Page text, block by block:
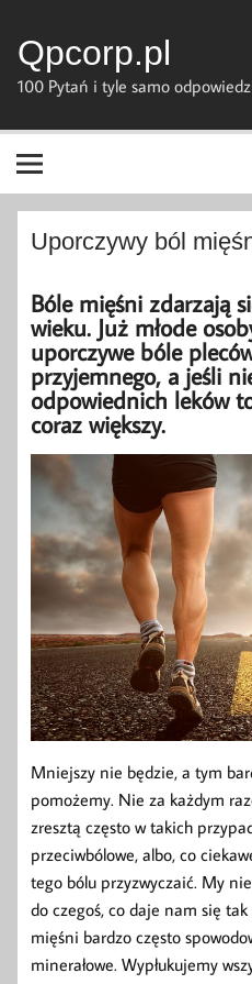
content
Qpcorp.pl
100 Pytań i tyle samo
Uporczywy ból
Bóle mięśni zdarzają
wieku. Już młode
uporczywe bóle
przyjemnego, a jeśli
odpowiednich leków
coraz większy.
Mniejszy nie będzie, a tym
pomożemy. Nie za każdym
zresztą często w takich
przeciwbólowe, albo, co
tego bólu przyzwyczaić. My
do czegoś, co daje nam się
mięśni bardzo często
minerałowe. Wypłukujemy